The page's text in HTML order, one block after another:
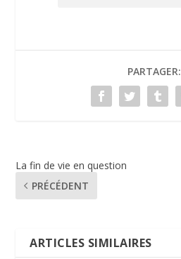
PARTAGER:
La fin de vie en question
PRÉCÉDENT
ARTICLES SIMILAIRES